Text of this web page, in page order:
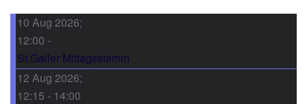
10 Aug 2026;
12:00 -
St.Galler Mittagsstamm
12 Aug 2026;
12:15 - 14:00